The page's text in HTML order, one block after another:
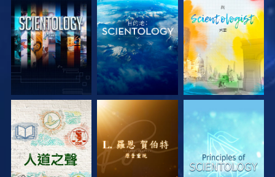
探索系列節目 探索系列節目 探索系列節目